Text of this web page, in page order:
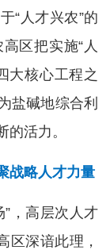
“人才兴农”的
区把实施“人
大核心工程之
盐碱地综合利
活力。
战略人才力量
，高层次人才
区深谙此理，